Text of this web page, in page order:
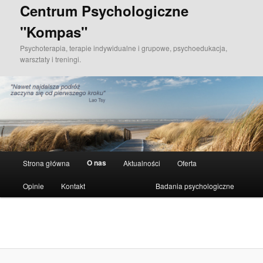
Przeskocz
tekstu
Centrum Psychologiczne
"Kompas"
Psychoterapia, terapie indywidualne i grupowe, psychoedukacja,
warsztaty i treningi.
Strona główna O nas Aktualności Oferta
Opinie Kontakt Badania psychologiczne